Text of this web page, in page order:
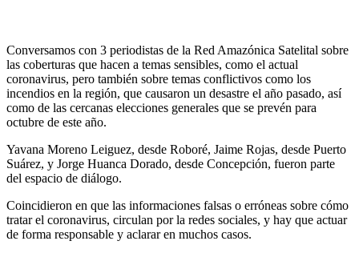
Conversamos con 3 periodistas de la Red Amazónica Satelital sobre
las coberturas que hacen a temas sensibles, como el actual
coronavirus, pero también sobre temas conflictivos como los
incendios en la región, que causaron un desastre el año pasado, así
como de las cercanas elecciones generales que se prevén para
octubre de este año.
Yavana Moreno Leiguez, desde Roboré, Jaime Rojas, desde Puerto
Suárez, y Jorge Huanca Dorado, desde Concepción, fueron parte
del espacio de diálogo.
Coincidieron en que las informaciones falsas o erróneas sobre cómo
tratar el coronavirus, circulan por la redes sociales, y hay que actuar
de forma responsable y aclarar en muchos casos.